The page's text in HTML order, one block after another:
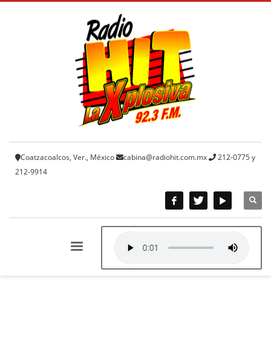
Coatzacoalcos, Ver., México cabina@radiohit.com.mx
212-0775 y
212-9914